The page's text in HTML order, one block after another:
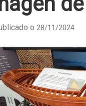
o 28/11/2024